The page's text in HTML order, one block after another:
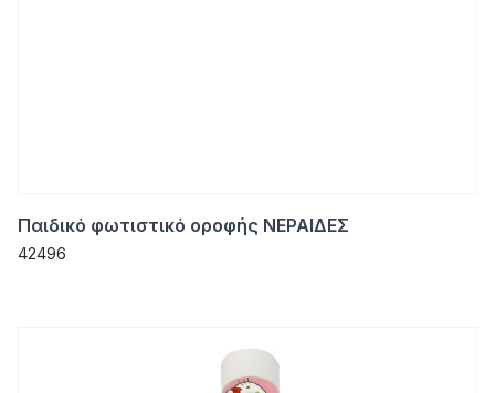
Παιδικό φωτιστικό οροφής ΝΕΡΑΙΔΕΣ
42496